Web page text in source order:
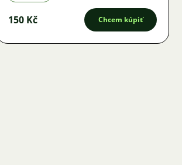
150 Kč Chcem kúpiť